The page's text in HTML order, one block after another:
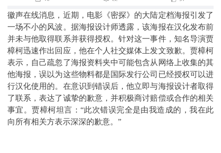
徽声在线消息，近期，电影《密探》的大陆定档海报引发了
一场不小的风波。据海报设计师透露，该海报在汉化发布前
并未与他取得联系并获得授权。针对这一事件，知名导演贾
樟柯迅速作出回应，他在个人社交媒体上发文致歉。贾樟柯
表示，自己疏忽了海报资料夹中可能包含从网络上收集的其
他海报，误以为这些物料都是国际发行公司已经授权可以进
行汉化使用的。在意识到错误后，他立即与海报设计者取得
了联系，表达了诚挚的歉意，并积极商讨赔偿或合作的相关
事宜。贾樟柯坦言：“此次错误完全是由我造成的，我在此
向所有相关方表示深深的歉意。”